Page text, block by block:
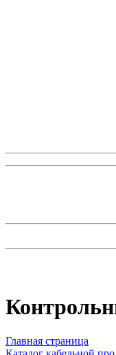
Главная страница